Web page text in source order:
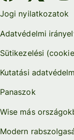
Jogi nyilatkozatok
Adatvédelmi
Sütikezelési
Kutatási
Panaszok
Wise más
Modern